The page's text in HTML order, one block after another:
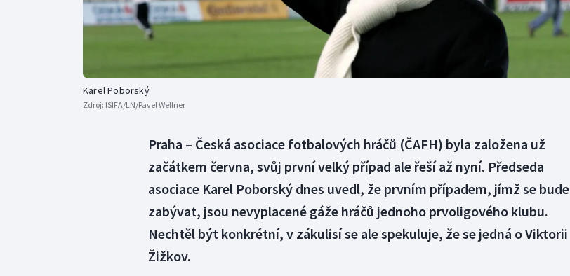
Gymnastika Plážový volejbal
Karel Poborský
Zdroj: ISIFA/LN/Pavel Wellner
Praha – Česká asociace fotbalových hráčů (ČAFH) byla založena už
začátkem června, svůj první velký případ ale řeší až nyní. Předseda
asociace Karel Poborský dnes uvedl, že prvním případem, jímž se bude
zabývat, jsou nevyplacené gáže hráčů jednoho prvoligového klubu.
Nechtěl být konkrétní, v zákulisí se ale spekuluje, že se jedná o Viktorii
Žižkov.